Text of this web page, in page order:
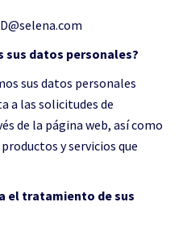
sus datos personales?
sus datos personales
a las solicitudes de
de la página web, así como
y servicios que
el tratamiento de sus